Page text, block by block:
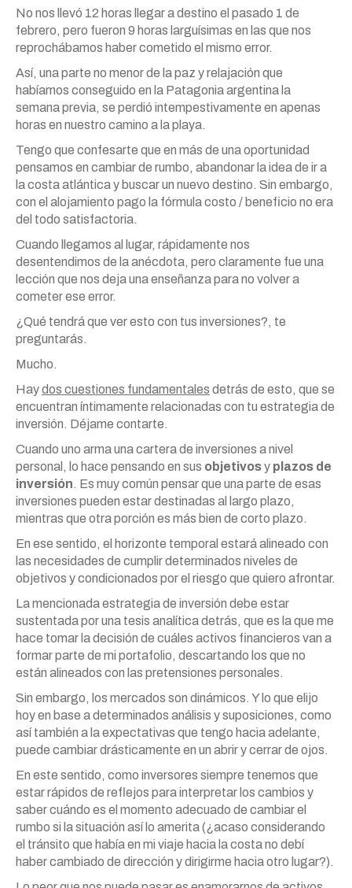
No nos llevó 12 horas llegar a destino el pasado 1 de
febrero, pero fueron 9 horas larguísimas en las que nos
reprochábamos haber cometido el mismo error.
Así, una parte no menor de la paz y relajación que
habíamos conseguido en la Patagonia argentina la
semana previa, se perdió intempestivamente en apenas
horas en nuestro camino a la playa.
Tengo que confesarte que en más de una oportunidad
pensamos en cambiar de rumbo, abandonar la idea de ir a
la costa atlántica y buscar un nuevo destino. Sin embargo,
con el alojamiento pago la fórmula costo / beneficio no era
del todo satisfactoria.
Cuando llegamos al lugar, rápidamente nos
desentendimos de la anécdota, pero claramente fue una
lección que nos deja una enseñanza para no volver a
cometer ese error.
¿Qué tendrá que ver esto con tus inversiones?, te
preguntarás.
Mucho.
Haydos cuestiones fundamentales detrás de esto, que se
encuentran íntimamente relacionadas con tu estrategia de
inversión. Déjame contarte.
Cuando uno arma una cartera de inversiones a nivel
personal, lo hace pensando en sus objetivosy plazos de
inversión. Es muy común pensar que una parte de esas
inversiones pueden estar destinadas al largo plazo,
mientras que otra porción es más bien de corto plazo.
En ese sentido, el horizonte temporal estará alineado con
las necesidades de cumplir determinados niveles de
objetivos y condicionados por el riesgo que quiero afrontar.
La mencionada estrategia de inversión debe estar
sustentada por una tesis analítica detrás, que es la que me
hace tomar la decisión de cuáles activos financieros van a
formar parte de mi portafolio, descartando los que no
están alineados con las pretensiones personales.
Sin embargo, los mercados son dinámicos. Y lo que elijo
hoy en base a determinados análisis y suposiciones, como
así también a la expectativas que tengo hacia adelante,
puede cambiar drásticamente en un abrir y cerrar de ojos.
En este sentido, como inversores siempre tenemos que
estar rápidos de reflejos para interpretar los cambios y
saber cuándo es el momento adecuado de cambiar el
rumbo si la situación así lo amerita (¿acaso considerando
el tránsito que había en mi viaje hacia la costa no debí
haber cambiado de dirección y dirigirme hacia otro lugar?).